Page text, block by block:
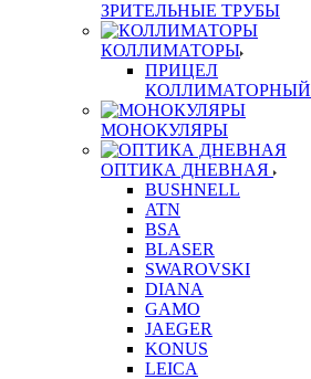
ЗРИТЕЛЬНЫЕ ТРУБЫ
КОЛЛИМАТОРЫ
ПРИЦЕЛ
КОЛЛИМАТОРНЫЙ
МОНОКУЛЯРЫ
ОПТИКА ДНЕВНАЯ
BUSHNELL
ATN
BSA
BLASER
SWAROVSKI
DIANA
GAMO
JAEGER
KONUS
LEICA